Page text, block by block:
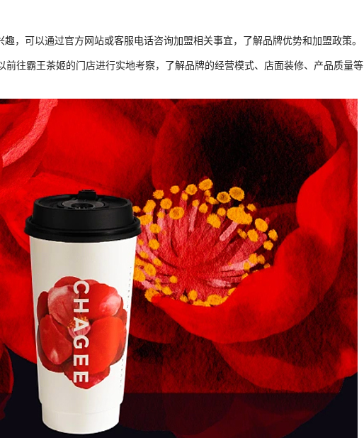
，可以通过官方网站或客服电话咨询加盟相关事宜，了解品牌优势和加盟政策。
前往霸王茶姬的门店进行实地考察，了解品牌的经营模式、店面装修、产品质量等